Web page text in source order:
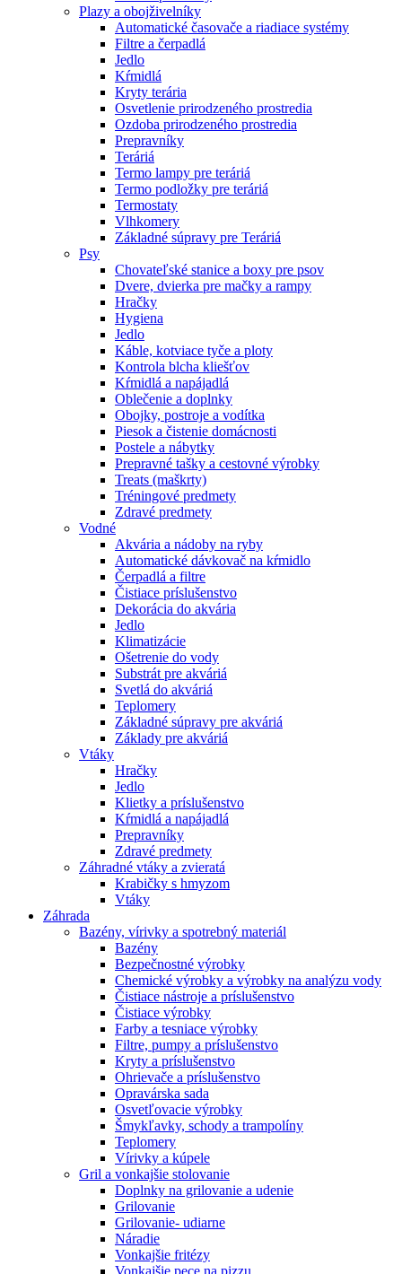
Plazy a obojživelníky
Automatické časovače a riadiace systémy
Filtre a čerpadlá
Jedlo
Kŕmidlá
Kryty terária
Osvetlenie prirodzeného prostredia
Ozdoba prirodzeného prostredia
Prepravníky
Teráriá
Termo lampy pre teráriá
Termo podložky pre teráriá
Termostaty
Vlhkomery
Základné súpravy pre Teráriá
Psy
Chovateľské stanice a boxy pre psov
Dvere, dvierka pre mačky a rampy
Hračky
Hygiena
Jedlo
Káble, kotviace tyče a ploty
Kontrola blcha kliešťov
Kŕmidlá a napájadlá
Oblečenie a doplnky
Obojky, postroje a vodítka
Piesok a čistenie domácnosti
Postele a nábytky
Prepravné tašky a cestovné výrobky
Treats (maškrty)
Tréningové predmety
Zdravé predmety
Vodné
Akvária a nádoby na ryby
Automatické dávkovač na kŕmidlo
Čerpadlá a filtre
Čistiace príslušenstvo
Dekorácia do akvária
Jedlo
Klimatizácie
Ošetrenie do vody
Substrát pre akváriá
Svetlá do akváriá
Teplomery
Základné súpravy pre akváriá
Základy pre akváriá
Vtáky
Hračky
Jedlo
Klietky a príslušenstvo
Kŕmidlá a napájadlá
Prepravníky
Zdravé predmety
Záhradné vtáky a zvieratá
Krabičky s hmyzom
Vtáky
Záhrada
Bazény, vírivky a spotrebný materiál
Bazény
Bezpečnostné výrobky
Chemické výrobky a výrobky na analýzu vody
Čistiace nástroje a príslušenstvo
Čistiace výrobky
Farby a tesniace výrobky
Filtre, pumpy a príslušenstvo
Kryty a príslušenstvo
Ohrievače a príslušenstvo
Opravárska sada
Osvetľovacie výrobky
Šmykľavky, schody a trampolíny
Teplomery
Vírivky a kúpele
Gril a vonkajšie stolovanie
Doplnky na grilovanie a udenie
Grilovanie
Grilovanie- udiarne
Náradie
Vonkajšie fritézy
Vonkajšie pece na pizzu